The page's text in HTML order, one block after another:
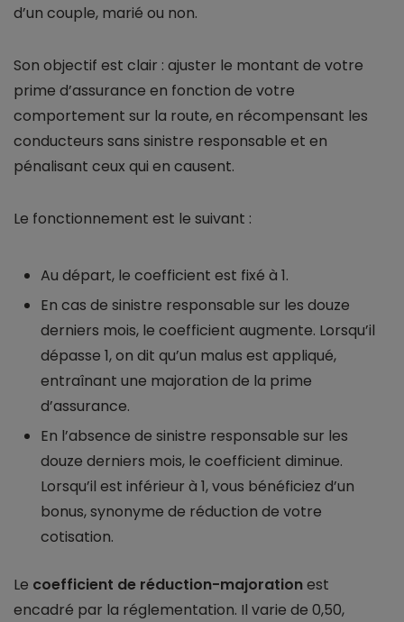
d’un couple, marié ou non.
Son objectif est clair : ajuster le montant de votre
prime d’assurance en fonction de votre
comportement sur la route, en récompensant les
conducteurs sans sinistre responsable et en
pénalisant ceux qui en causent.
Le fonctionnement est le suivant :
Au départ, le coefficient est fixé à 1.
En cas de sinistre responsable sur les douze
derniers mois, le coefficient augmente. Lorsqu’il
dépasse 1, on dit qu’un malus est appliqué,
entraînant une majoration de la prime
d’assurance.
En l’absence de sinistre responsable sur les
douze derniers mois, le coefficient diminue.
Lorsqu’il est inférieur à 1, vous bénéficiez d’un
bonus, synonyme de réduction de votre
cotisation.
Le coefficient de réduction-majorationest
encadré par la réglementation. Il varie de 0,50,